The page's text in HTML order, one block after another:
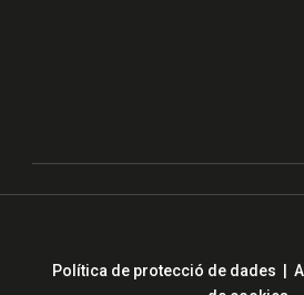
Política de protecció de dades